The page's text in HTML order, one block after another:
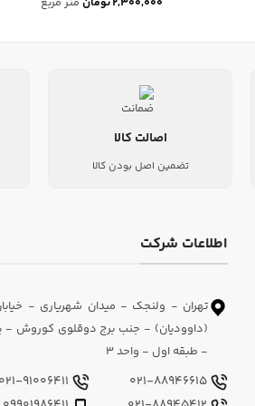
اصالت کالا
تضمین اصل بودن کالا
اطلاعات شرکت
تهران - ولنجک - میدان شهریاری -
- طبقه اول - واحد 3